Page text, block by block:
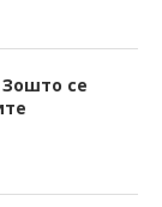
се